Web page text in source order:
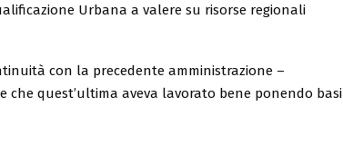
Urbana a valere su risorse regionali
con la precedente amministrazione –
quest’ultima aveva lavorato bene ponendo basi